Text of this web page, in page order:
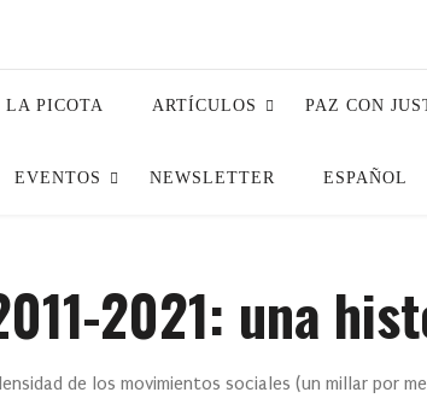
LA PICOTA ARTÍCULOS PAZ CON
EVENTOS NEWSLETTER ESPAÑOL
2021: una
de los movimientos sociales (un millar por